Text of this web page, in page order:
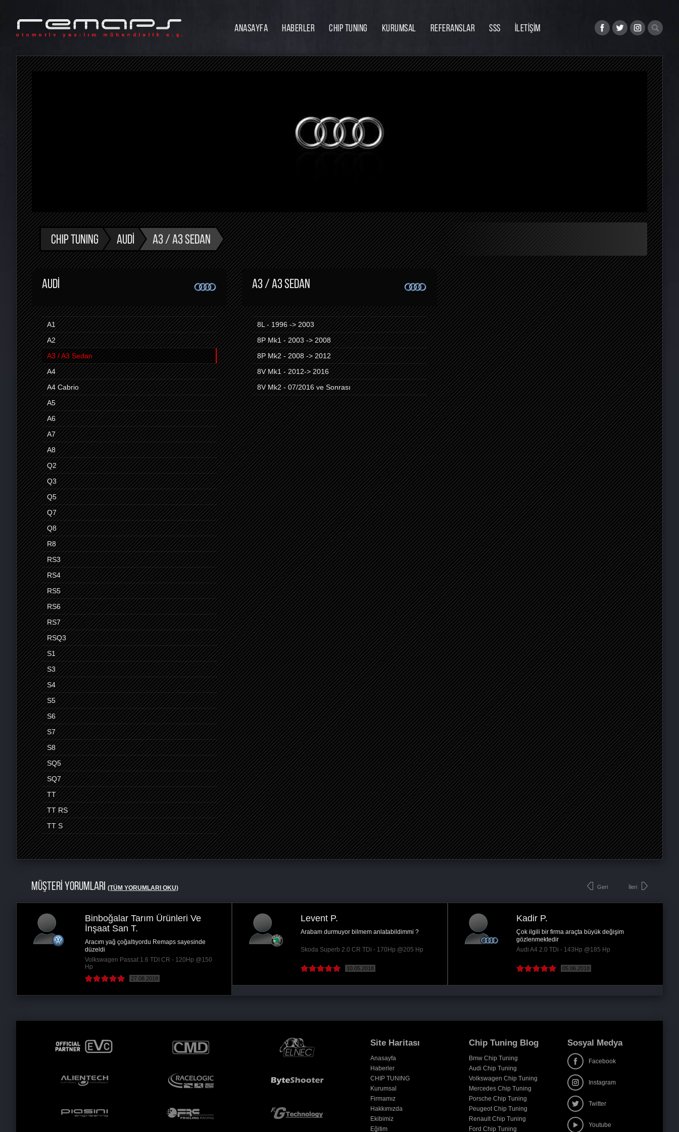
ANASAYFA HABERLER CHIP TUNING KURUMSAL
İnsan Kaynakları
REFERANSLAR SSS İLETİŞİM
CHIP TUNING AUDI A3 / A3 SEDAN
AUDI
A1
A2
A3 / A3 Sedan
A4
A4 Cabrio
A5
A6
A7
A8
Q2
Q3
Q5
Q7
Q8
R8
RS3
RS4
RS5
RS6
RS7
RSQ3
S1
S3
S4
S5
S6
S7
S8
SQ5
SQ7
TT
TT RS
TT S
A3 / A3 SEDAN
8L - 1996 -> 2003
8P Mk1 - 2003 -> 2008
8P Mk2 - 2008 -> 2012
8V Mk1 - 2012-> 2016
8V Mk2 - 07/2016 ve Sonrası
MÜŞTERİ YORUMLARI (TÜM YORUMLARI OKU) Geri
Hasan U.
Serviste çok büyük paralardan bahsedilen
arızamı çok küçük miktarlara çözüldü...
Abdullah Ç.
Arac performansi inanilmaz degisti ve yakitla
Skoda Octavia 1.6 TDI CR - 105Hp @145 Hp
21.06.2017
Murat U.
Herşey yolunda, alt-üst devirlerde gerekli
performansı sıkıntısız bir şekilde hissettik ve...
BMW 5-Serisi 520i - 184Hp @260 Hp
27.02.2018
İleri
Site Haritası
Anasayfa
Haberler
CHIP TUNING
Kurumsal
Firmamız
Hakkımızda
Ekibimiz
Eğitim
Chip Tuning Blog
Bmw Chip Tuning
Audi Chip Tuning
Volkswagen Chip Tuning
Mercedes Chip Tuning
Porsche Chip Tuning
Peugeot Chip Tuning
Renault Chip Tuning
Ford Chip Tuning
Sosyal Medya
Facebook
Instagram
Twitter
Youtube